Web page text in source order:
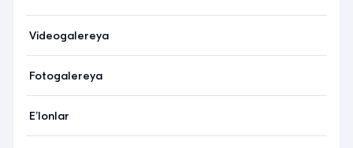
Videogalereya
Fotogalereya
Eʼlonlar